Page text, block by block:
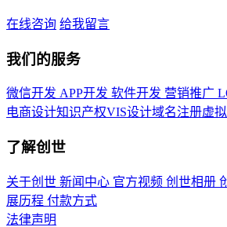
在线咨询 给我留言
我们的服务
微信开发 APP开发 软件开发 营销推广
电商设计知识产权VIS设计域名注册虚
了解创世
关于创世 新闻中心 官方视频 创世相册
展历程 付款方式
法律声明